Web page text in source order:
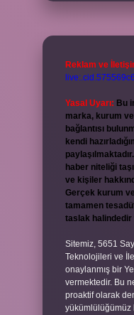
Reklam ve
Yasal Uyarı: Bu
marka, kurum
bağlantısı
kendi
haber niteliği
ve kişiler
Gerçek kurum
tamamen
taslak halindedir
Sitemiz, 5651
Teknolojileri ve
onaylanmış bir
vermektedir. Bu
proaktif olarak
yükümlülüğümüz